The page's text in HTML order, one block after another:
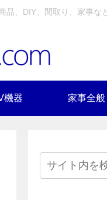
、DIY、間取り、家事な
機器 家事全般